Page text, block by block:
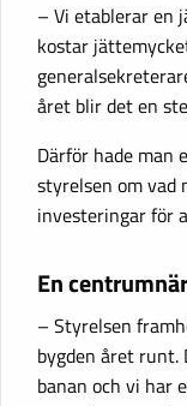
– Vi etablerar en
kostar
året blir det en
Därför hade man
styrelsen om vad
investeringar för
En
– Styrelsen
bygden året
banan och vi har